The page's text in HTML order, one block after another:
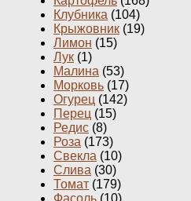
Клубника (104)
Крыжовник (19)
Лимон (15)
Лук (1)
Малина (53)
Морковь (17)
Огурец (142)
Перец (15)
Редис (8)
Роза (173)
Свекла (10)
Слива (30)
Томат (179)
Фасоль (10)